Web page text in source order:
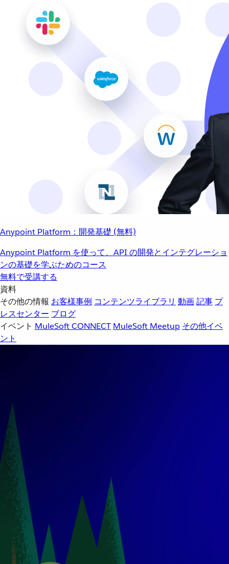
Anypoint Platform：開発基礎 (無料)
Anypoint Platform を使って、API の開発とインテグレーショ
ンの基礎を学ぶためのコース
無料で受講する
資料
その他の情報 お客様事例 コンテンツライブラリ 動画記事 プ
レスセンター ブログ
イベント MuleSoft CONNECT MuleSoft Meetup その他イベ
ント